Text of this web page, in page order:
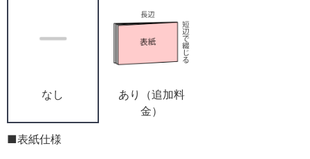
なし
あり（追加料
金）
■表紙仕様